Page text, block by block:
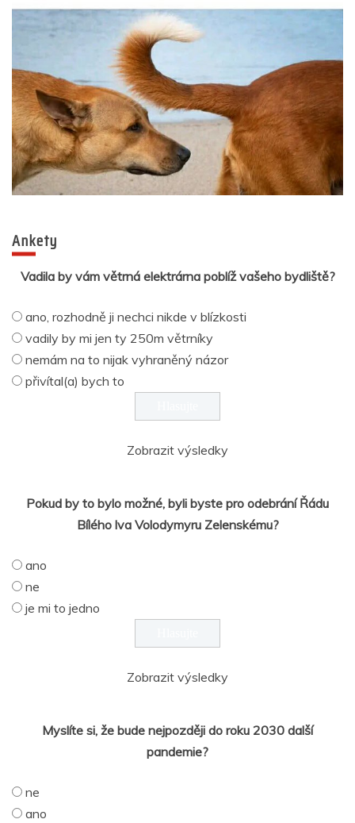
Ankety
Vadila by vám větrná elektrárna poblíž vašeho bydliště?
ano, rozhodně ji nechci nikde v blízkosti
vadily by mi jen ty 250m větrníky
nemám na to nijak vyhraněný názor
přivítal(a) bych to
Zobrazit výsledky
Pokud by to bylo možné, byli byste pro odebrání Řádu
Bílého lva Volodymyru Zelenskému?
ano
ne
je mi to jedno
Zobrazit výsledky
Myslíte si, že bude nejpozději do roku 2030 další
pandemie?
ne
ano